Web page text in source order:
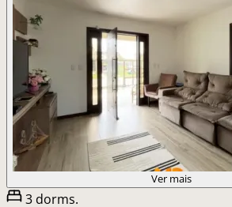
Ver mais
3 dorms.